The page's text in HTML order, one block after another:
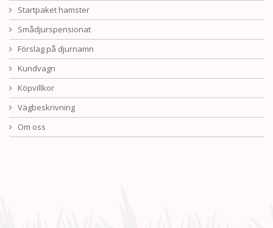
Startpaket hamster
Smådjurspensionat
Förslag på djurnamn
Kundvagn
Köpvillkor
Vägbeskrivning
Om oss